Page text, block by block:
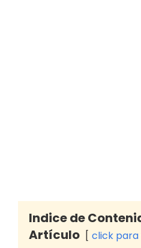
Indice de
Artículo
click para